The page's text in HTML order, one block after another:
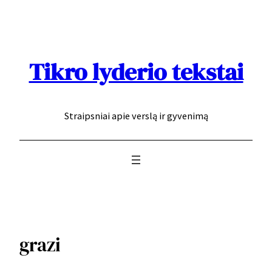
Tikro lyderio tekstai
Straipsniai apie verslą ir gyvenimą
grazi